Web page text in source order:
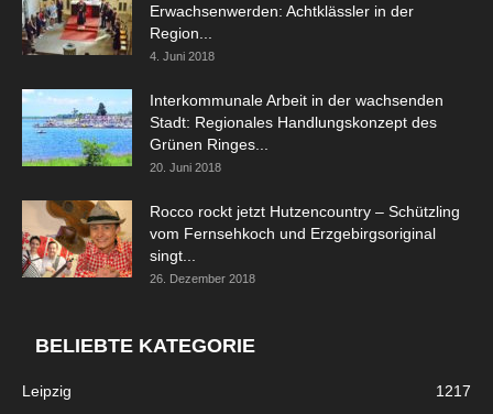
Erwachsenwerden: Achtklässler in der
Region...
4. Juni 2018
Interkommunale Arbeit in der wachsenden
Stadt: Regionales Handlungskonzept des
Grünen Ringes...
20. Juni 2018
Rocco rockt jetzt Hutzencountry – Schützling
vom Fernsehkoch und Erzgebirgsoriginal
singt...
26. Dezember 2018
BELIEBTE KATEGORIE
Leipzig
1217